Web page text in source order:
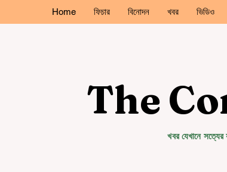
Home ফিচার বিনোদন খবর ভিডিও
The
খবর যেখানে সত্যের